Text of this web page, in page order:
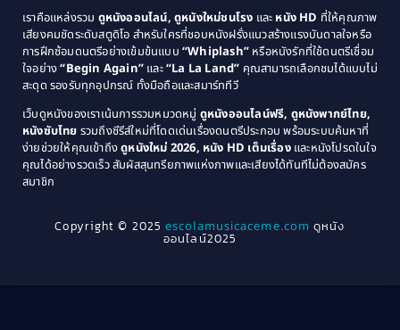
Coming of Age ก้าวพ้นวัย(1)
Coming-of-Age(3)
Community(1)
Crime อาชญากรรม(289)
Cult Film(4)
1979
1978
1976
1975
1974
1971
1970
1969
1968
1964
1963
1940
เราคือแหล่งรวม ดูหนังออนไลน์, ดูหนังใหม่ชนโรง และ หนัง HD ที่ให้คุณภาพ
เสียงคมชัดระดับสตูดิโอ สำหรับใครที่ชอบหนังฝรั่งแนวสร้างแรงบันดาลใจหรือ
การฝึกซ้อมดนตรีอย่างเข้มข้นแบบ “Whiplash” หรือหนังรักที่ใช้ดนตรีเชื่อม
ใจอย่าง“Begin Again” และ“La La Land” คุณสามารถเลือกชมได้แบบไม่
สะดุด รองรับทุกอุปกรณ์ ทั้งมือถือและสมาร์ททีวี
เว็บดูหนังของเราเน้นการรวมหมวดหมู่ ดูหนังออนไลน์ฟรี, ดูหนังพากย์ไทย,
หนังซับไทย รวมถึงซีรีส์ใหม่ที่โดดเด่นเรื่องดนตรีประกอบ พร้อมระบบค้นหาที่
ง่ายช่วยให้คุณเข้าถึงดูหนังใหม่ 2026, หนัง HD เต็มเรื่องและหนังโปรดในใจ
คุณได้อย่างรวดเร็ว สัมผัสสุนทรียภาพแห่งภาพและเสียงได้ทันทีไม่ต้องสมัคร
สมาชิก
Copyright © 2025escolamusicaceme.com ดูหนัง
ออนไลน์2025